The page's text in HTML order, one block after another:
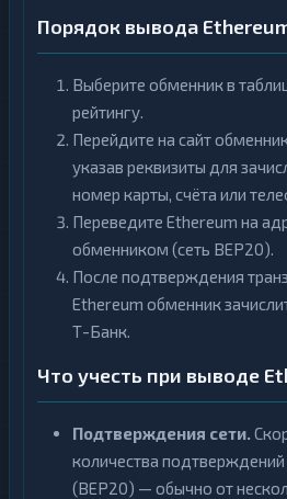
Порядок вывода
Выберите обменник в
рейтингу.
Перейдите на сайт
указав реквизиты для
номер карты, счёта или
Переведите Ethereum на
обменником (сеть BEP20).
После подтверждения
Ethereum обменник
Т-Банк.
Что учесть при выводе
Подтверждения сети.
количества подтверждений
(BEP20) — обычно от